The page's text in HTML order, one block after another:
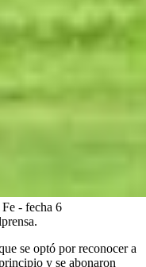
- fecha 6
se optó por reconocer a
y se abonaron